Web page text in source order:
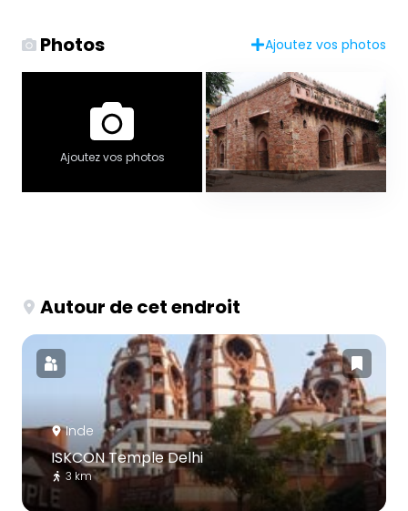
Photos Ajoutez vos photos
Ajoutez vos photos
Autour de cet endroit
Inde
ISKCON Temple Delhi
3 km